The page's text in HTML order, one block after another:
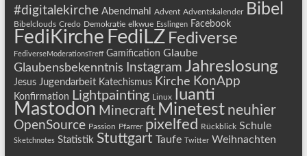
#digitalekirche Abendmahl Advent Adventskalender Bibel
Bibelclouds Credo Demokratie elkwue Esslingen Facebook
FediKirche FediLZ Fediverse
FediverseModerationsTreff Gamification Glaube
Glaubensbekenntnis Instagram Jahreslosung
Jesus Jugendarbeit Katechismus Kirche KonApp
Konfirmation Lightpainting Linux luanti
Mastodon Minecraft Minetest neuhier
OpenSource Passion Pfarrer pixelfed Rückblick Schule
Sketchnotes Statistik Stuttgart Taufe Twitter Weihnachten